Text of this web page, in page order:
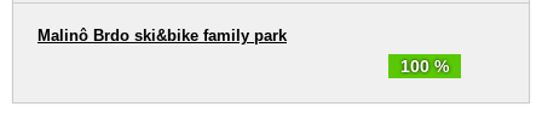
100 %
Malinô Brdo ski&bike family park